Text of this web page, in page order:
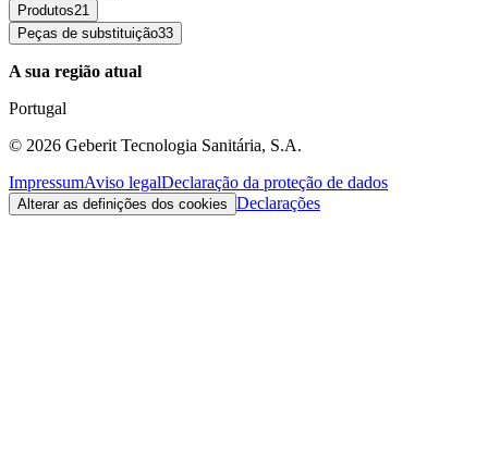
Produtos21
Peças de substituição33
A sua região atual
Portugal
© 2026 Geberit Tecnologia Sanitária, S.A.
ImpressumAviso legalDeclaração da proteção de dados
Alterar as definições dos cookies Declarações